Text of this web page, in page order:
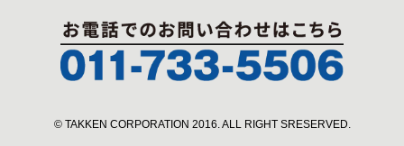
© TAKKEN CORPORATION 2016. ALL RIGHT SRESERVED.